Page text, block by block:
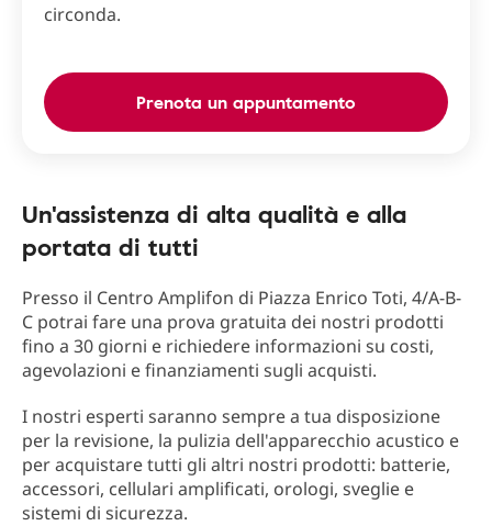
circonda.
Prenota un appuntamento
Un'assistenza di alta qualità e alla
portata di tutti
Presso il Centro Amplifon di Piazza Enrico Toti, 4/A-B-
C potrai fare una prova gratuita dei nostri prodotti
fino a 30 giorni e richiedere informazioni su costi,
agevolazioni e finanziamenti sugli acquisti.
I nostri esperti saranno sempre a tua disposizione
per la revisione, la pulizia dell'apparecchio acustico e
per acquistare tutti gli altri nostri prodotti: batterie,
accessori, cellulari amplificati, orologi, sveglie e
sistemi di sicurezza.